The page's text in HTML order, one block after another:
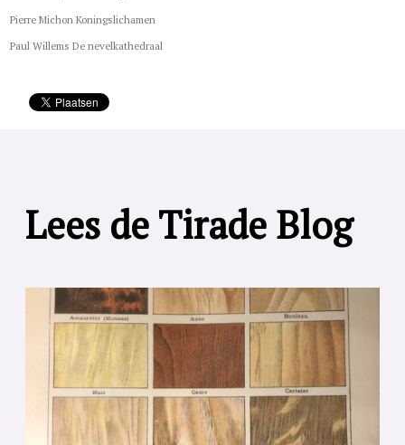
Pierre Michon Koningslichamen
Paul Willems De nevelkathedraal
Lees de Tirade Blog